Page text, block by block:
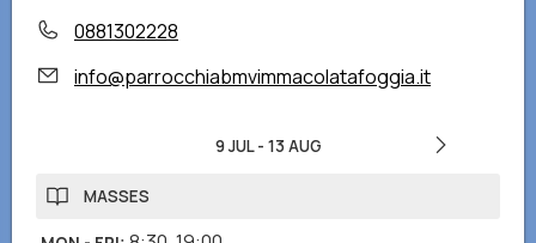
0881302228
info@parrocchiabmvimmacolatafoggia.it
9 JUL- 13 AUG
MASSES